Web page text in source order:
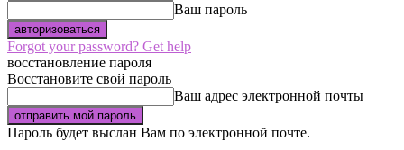
Ваш пароль
Forgot your password? Get help
восстановление пароля
Восстановите свой пароль
Ваш адрес электронной почты
Пароль будет выслан Вам по электронной почте.